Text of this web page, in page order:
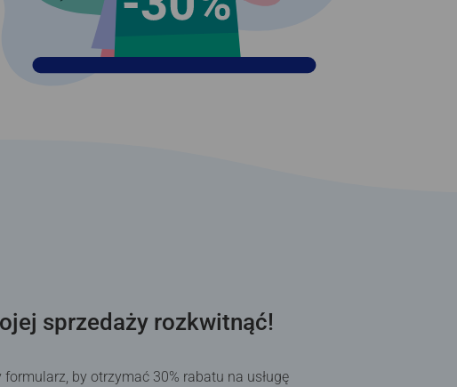
sprzedaży rozkwitnąć!
formularz, by otrzymać 30% rabatu na usługę